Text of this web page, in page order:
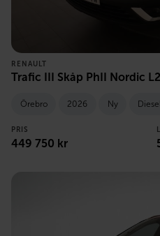
RENAULT
Trafic III Skåp PhII Nordic
Örebro 2026 Ny
PRIS
449 750 kr